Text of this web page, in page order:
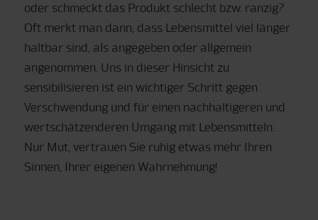
oder schmeckt das Produkt schlecht bzw. ranzig?
Oft merkt man dann, dass Lebensmittel viel länger
haltbar sind, als angegeben oder allgemein
angenommen. Uns in dieser Hinsicht zu
sensibilisieren ist ein wichtiger Schritt gegen
Verschwendung und für einen nachhaltigeren und
wertschätzenderen Umgang mit Lebensmitteln.
Nur Mut, vertrauen Sie ruhig etwas mehr Ihren
Sinnen, Ihrer eigenen Wahrnehmung!